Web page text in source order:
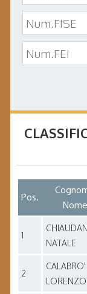
Pos.
Nome
1
NATALE
2
CALABRO'
LORENZO